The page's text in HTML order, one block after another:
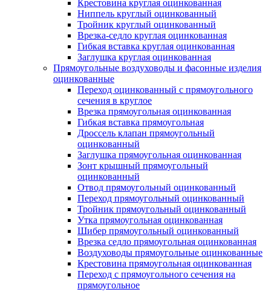
Крестовина круглая оцинкованная
Ниппель круглый оцинкованный
Тройник круглый оцинкованный
Врезка-седло круглая оцинкованная
Гибкая вставка круглая оцинкованная
Заглушка круглая оцинкованная
Прямоугольные воздуховоды и фасонные изделия
оцинкованные
Переход оцинкованный с прямоугольного
сечения в круглое
Врезка прямоугольная оцинкованная
Гибкая вставка прямоугольная
Дроссель клапан прямоугольный
оцинкованный
Заглушка прямоугольная оцинкованная
Зонт крышный прямоугольный
оцинкованный
Отвод прямоугольный оцинкованный
Переход прямоугольный оцинкованный
Тройник прямоугольный оцинкованный
Утка прямоугольная оцинкованная
Шибер прямоугольный оцинкованный
Врезка седло прямоугольная оцинкованная
Воздуховоды прямоугольные оцинкованные
Крестовина прямоугольная оцинкованная
Переход с прямоугольного сечения на
прямоугольное